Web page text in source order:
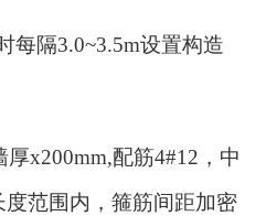
每隔3.0~3.5m设置构造
厚x200mm,配筋4#12 ，中
度范围内，箍筋间距加密